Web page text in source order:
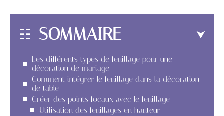
SOMMAIRE
Les différents types de feuillage pour une
décoration de mariage
Comment intégrer le feuillage dans la décoration
de table
Créer des points focaux avec le feuillage
Utilisation des feuillages en hauteur